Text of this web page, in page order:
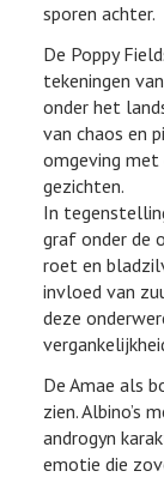
sporen achter.
De Poppy
tekeningen
onder het
van chaos en
omgeving met
gezichten.
In
graf onder de
roet en
invloed van
deze
De Amae als
zien. Albino’s
androgyn
emotie die